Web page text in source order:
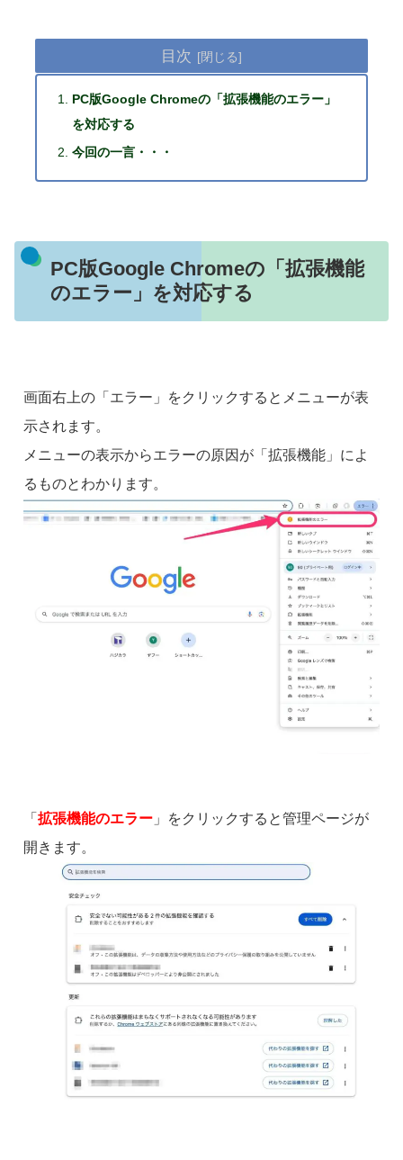
目次
PC版Google Chromeの「拡張機能のエラー」
を対応する
今回の一言・・・
PC版Google Chromeの「拡張機能
のエラー」を対応する
画面右上の「エラー」をクリックするとメニューが表
示されます。
メニューの表示からエラーの原因が「拡張機能」によ
るものとわかります。
「 拡張機能のエラー 」をクリックすると管理ページが
開きます。